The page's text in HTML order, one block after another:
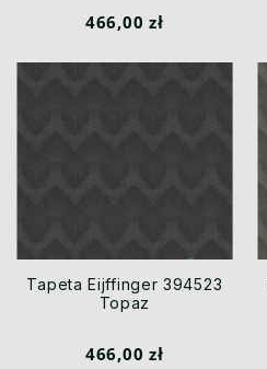
466,00 zł
Tapeta Eijffinger 394523
Topaz
466,00 zł